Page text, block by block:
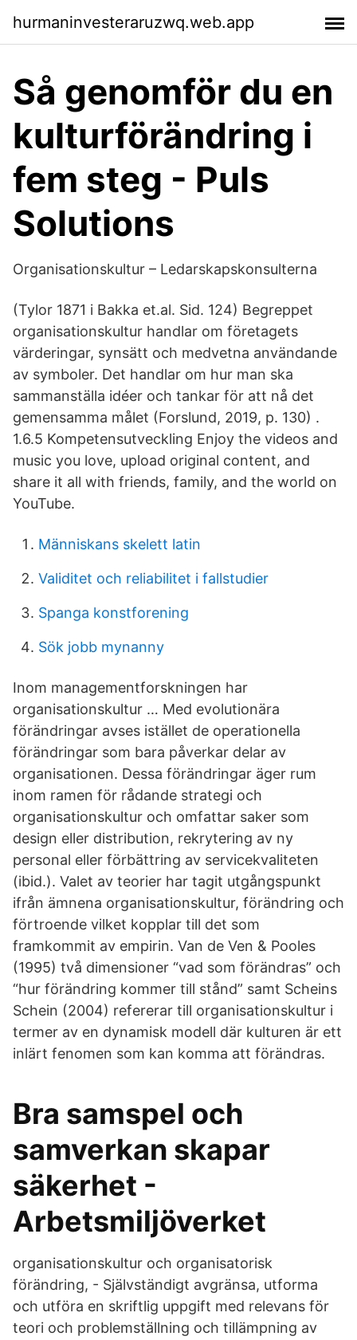
hurmaninvesteraruzwq.web.app
Så genomför du en
kulturförändring i
fem steg - Puls
Solutions
Organisationskultur – Ledarskapskonsulterna
(Tylor 1871 i Bakka et.al. Sid. 124) Begreppet
organisationskultur handlar om företagets
värderingar, synsätt och medvetna användande
av symboler. Det handlar om hur man ska
sammanställa idéer och tankar för att nå det
gemensamma målet (Forslund, 2019, p. 130) .
1.6.5 Kompetensutveckling Enjoy the videos and
music you love, upload original content, and
share it all with friends, family, and the world on
YouTube.
Människans skelett latin
Validitet och reliabilitet i fallstudier
Spanga konstforening
Sök jobb mynanny
Inom managementforskningen har
organisationskultur … Med evolutionära
förändringar avses istället de operationella
förändringar som bara påverkar delar av
organisationen. Dessa förändringar äger rum
inom ramen för rådande strategi och
organisationskultur och omfattar saker som
design eller distribution, rekrytering av ny
personal eller förbättring av servicekvaliteten
(ibid.). Valet av teorier har tagit utgångspunkt
ifrån ämnena organisationskultur, förändring och
förtroende vilket kopplar till det som
framkommit av empirin. Van de Ven & Pooles
(1995) två dimensioner “vad som förändras” och
“hur förändring kommer till stånd” samt Scheins
Schein (2004) refererar till organisationskultur i
termer av en dynamisk modell där kulturen är ett
inlärt fenomen som kan komma att förändras.
Bra samspel och
samverkan skapar
säkerhet -
Arbetsmiljöverket
organisationskultur och organisatorisk
förändring, - Självständigt avgränsa, utforma
och utföra en skriftlig uppgift med relevans för
teori och problemställning och tillämpning av